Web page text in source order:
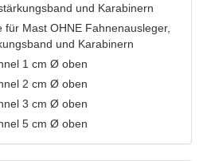
und Karabinern
Mast OHNE Fahnenausleger,
und Karabinern
1 cm Ø oben
2 cm Ø oben
3 cm Ø oben
5 cm Ø oben